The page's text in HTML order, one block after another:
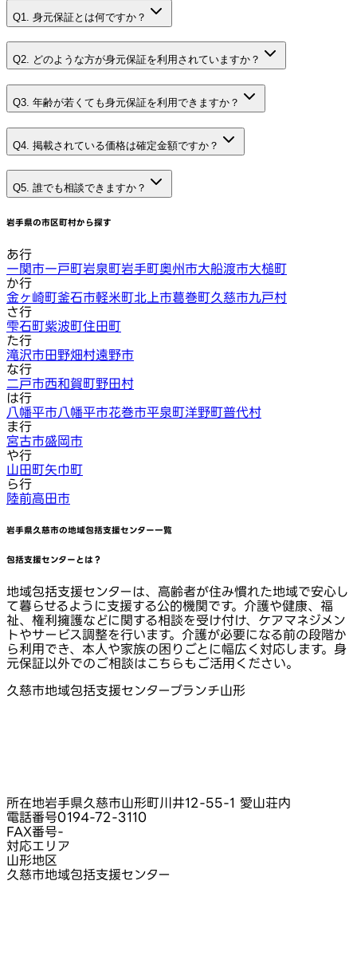
Q1. 身元保証とは何ですか？
Q2. どのような方が身元保証を利用されていますか？
Q3. 年齢が若くても身元保証を利用できますか？
Q4. 掲載されている価格は確定金額ですか？
Q5. 誰でも相談できますか？
岩手県の市区町村から探す
あ行
一関市一戸町岩泉町岩手町奥州市大船渡市大槌町
か行
金ヶ崎町釜石市軽米町北上市葛巻町久慈市九戸村
さ行
雫石町紫波町住田町
た行
滝沢市田野畑村遠野市
な行
二戸市西和賀町野田村
は行
八幡平市八幡平市花巻市平泉町洋野町普代村
ま行
宮古市盛岡市
や行
山田町矢巾町
ら行
陸前高田市
岩手県久慈市の地域包括支援センター一覧
包括支援センターとは？
地域包括支援センターは、高齢者が住み慣れた地域で安心し
て暮らせるように支援する公的機関です。介護や健康、福
祉、権利擁護などに関する相談を受け付け、ケアマネジメン
トやサービス調整を行います。介護が必要になる前の段階か
ら利用でき、本人や家族の困りごとに幅広く対応します。身
元保証以外でのご相談はこちらもご活用ください。
久慈市地域包括支援センターブランチ山形
所在地岩手県久慈市山形町川井12-55-1 愛山荘内
電話番号0194-72-3110
FAX番号-
対応エリア
山形地区
久慈市地域包括支援センター